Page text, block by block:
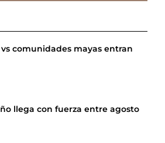
comunidades mayas entran
llega con fuerza entre agosto